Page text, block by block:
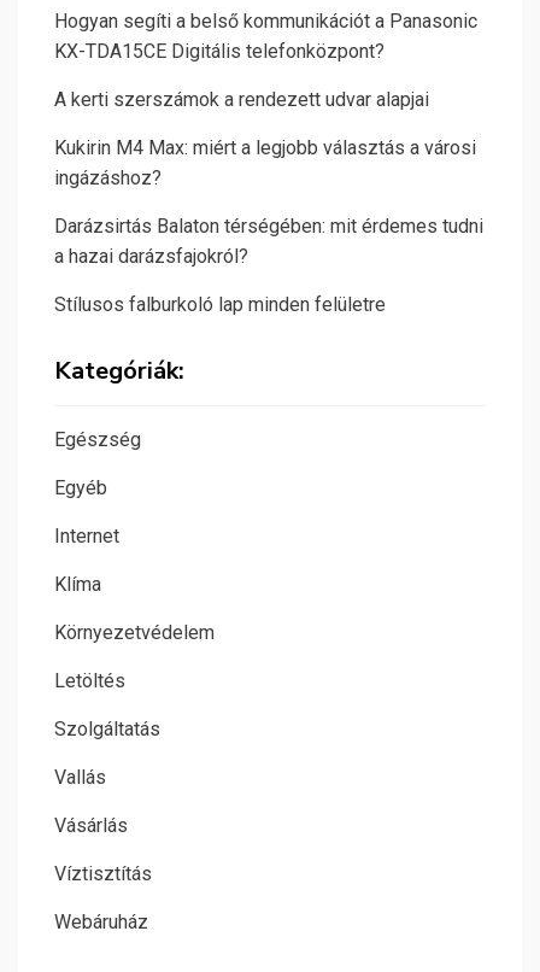
Hogyan segíti a belső kommunikációt a Panasonic
KX-TDA15CE Digitális telefonközpont?
A kerti szerszámok a rendezett udvar alapjai
Kukirin M4 Max: miért a legjobb választás a városi
ingázáshoz?
Darázsirtás Balaton térségében: mit érdemes tudni
a hazai darázsfajokról?
Stílusos falburkoló lap minden felületre
Kategóriák:
Egészség
Egyéb
Internet
Klíma
Környezetvédelem
Letöltés
Szolgáltatás
Vallás
Vásárlás
Víztisztítás
Webáruház